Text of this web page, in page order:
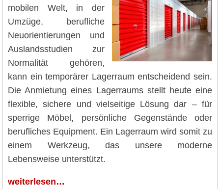
mobilen Welt, in der
Umzüge, berufliche
Neuorientierungen und
Auslandsstudien zur
Normalität gehören,
kann ein temporärer Lagerraum entscheidend sein.
Die Anmietung eines Lagerraums stellt heute eine
flexible, sichere und vielseitige Lösung dar – für
sperrige Möbel, persönliche Gegenstände oder
berufliches Equipment. Ein Lagerraum wird somit zu
einem Werkzeug, das unsere moderne
Lebensweise unterstützt.
weiterlesen…